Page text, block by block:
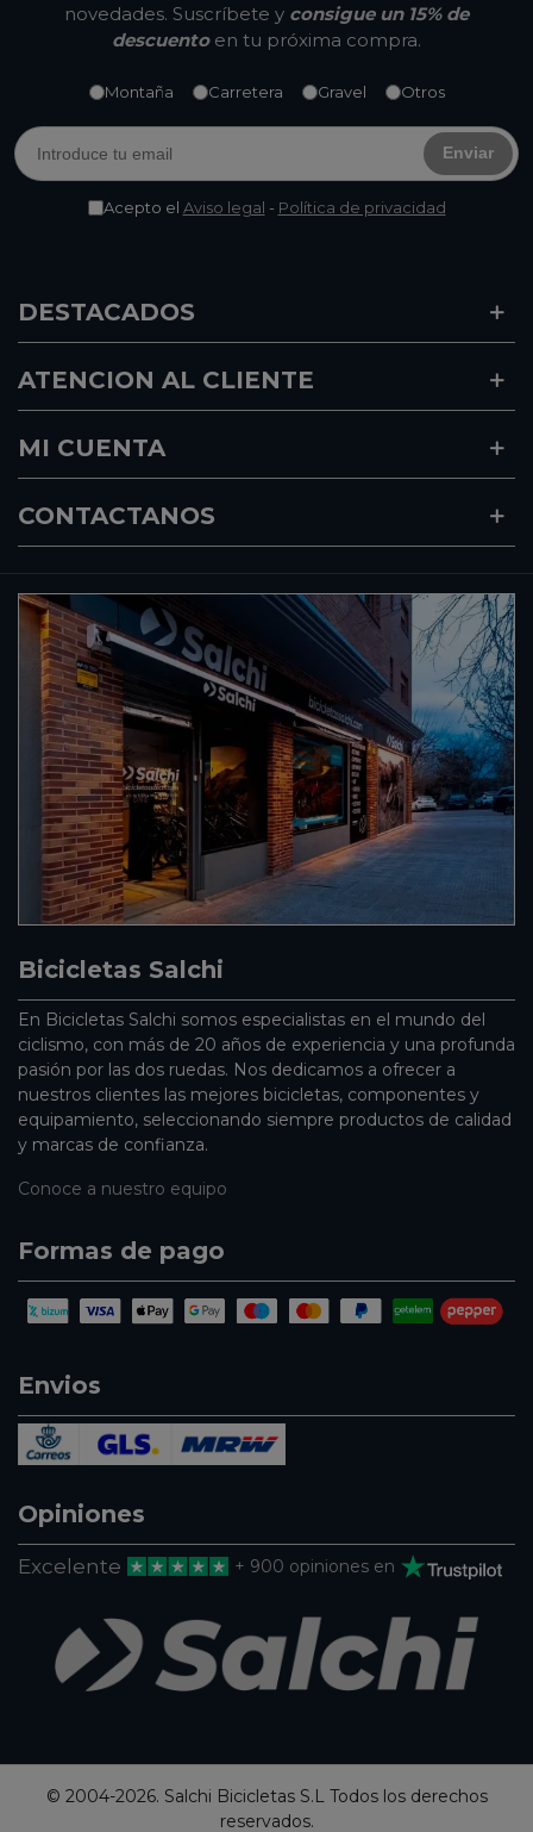
novedades. Suscríbete y consigue un 15% de
descuentoen tu próxima compra.
Montaña Carretera Gravel Otros
Enviar
Acepto el Aviso legal - Política de privacidad
DESTACADOS
ATENCION AL CLIENTE
MI CUENTA
CONTACTANOS
Bicicletas Salchi
En Bicicletas Salchi somos especialistas en el mundo del
ciclismo, con más de 20 años de experiencia y una profunda
pasión por las dos ruedas. Nos dedicamos a ofrecer a
nuestros clientes las mejores bicicletas, componentes y
equipamiento, seleccionando siempre productos de calidad
y marcas de confianza.
Conoce a nuestro equipo
Formas de pago
Envios
Opiniones
Excelente + 900 opiniones en
© 2004-2026. Salchi Bicicletas S.L Todos los derechos
reservados.